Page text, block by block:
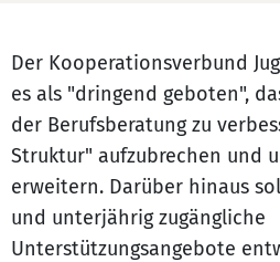
Der Kooperationsverbund
es als "dringend geboten",
der Berufsberatung zu
Struktur" aufzubrechen und
erweitern. Darüber hinaus
und unterjährig zugängliche
Unterstützungsangebote